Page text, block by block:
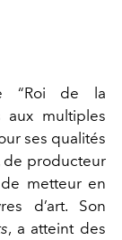
“Roi de la
aux multiples
ses qualités
de producteur
metteur en
d’art. Son
, a atteint des